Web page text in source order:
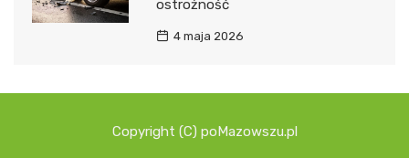
ostrożność
4 maja 2026
Copyright (C) poMazowszu.pl